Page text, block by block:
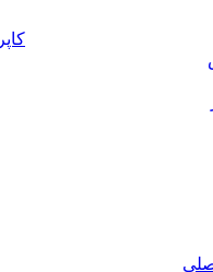
کاپرا